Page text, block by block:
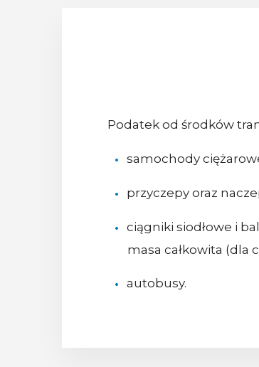
Podatek od środków
samochody
przyczepy oraz
ciągniki siodłowe i
masa całkowita (dla
autobusy.